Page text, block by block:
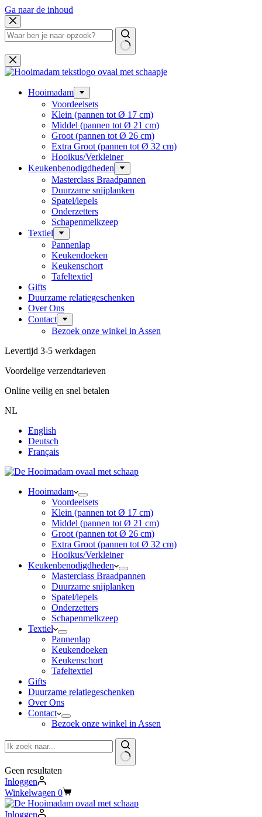
Ga naar de inhoud
Hooimadam
Voordeelsets
Klein (pannen tot Ø 17 cm)
Middel (pannen tot Ø 21 cm)
Groot (pannen tot Ø 26 cm)
Extra Groot (pannen tot Ø 32 cm)
Hooikus/Verkleiner
Keukenbenodigdheden
Masterclass Braadpannen
Duurzame snijplanken
Spatel/lepels
Onderzetters
Schapenmelkzeep
Textiel
Pannenlap
Keukendoeken
Keukenschort
Tafeltextiel
Gifts
Duurzame relatiegeschenken
Over Ons
Contact
Bezoek onze winkel in Assen
Levertijd 3-5 werkdagen
Voordelige verzendtarieven
Online veilig en snel betalen
NL
English
Deutsch
Français
Hooimadam
Voordeelsets
Klein (pannen tot Ø 17 cm)
Middel (pannen tot Ø 21 cm)
Groot (pannen tot Ø 26 cm)
Extra Groot (pannen tot Ø 32 cm)
Hooikus/Verkleiner
Keukenbenodigdheden
Masterclass Braadpannen
Duurzame snijplanken
Spatel/lepels
Onderzetters
Schapenmelkzeep
Textiel
Pannenlap
Keukendoeken
Keukenschort
Tafeltextiel
Gifts
Duurzame relatiegeschenken
Over Ons
Contact
Bezoek onze winkel in Assen
Geen resultaten
Inloggen
Winkelwagen 0
Inloggen